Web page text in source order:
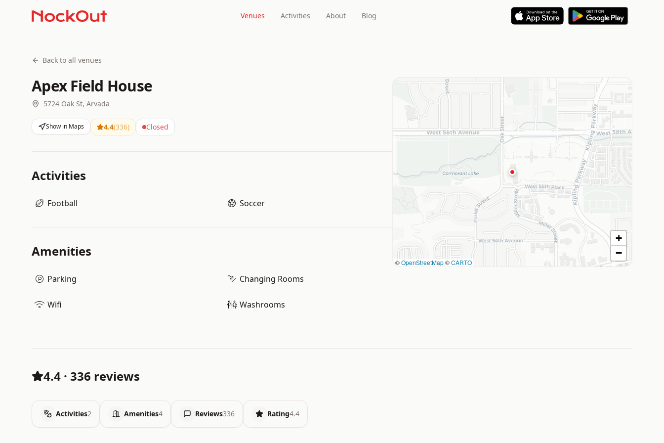
Venues Activities About Blog
Back to all venues
Apex Field House
5724 Oak St, Arvada
Show in Maps 4.4(336) Closed
Activities
Football Soccer
Amenities
Parking Changing Rooms
Wifi Washrooms
©OpenStreetMap©CARTO
+
−
4.4 · 336 reviews
Activities2 Amenities4 Reviews336 Rating4.4